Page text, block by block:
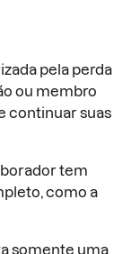
pela perda
ou membro
continuar suas
tem
como a
somente uma